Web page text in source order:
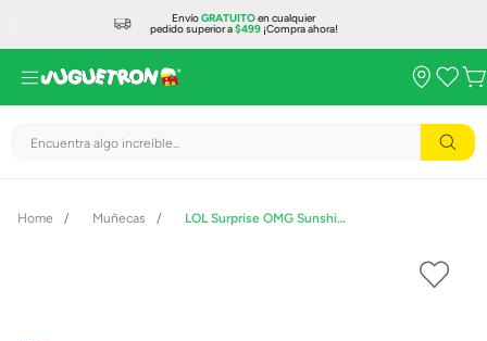
EnvíoGRATUITOen cualquier
pedido superior a$499¡Compra ahora!
Encuentra algo increíble...
Muñecas LOL Surprise OMG Sunshine Makeover Switches